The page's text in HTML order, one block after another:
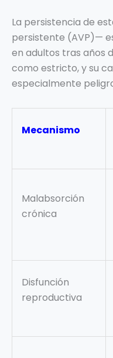
La persistencia de
persistente (AVP)—
en adultos tras años
como estricto, y su
especialmente
Mecanismo
Malabsorción
crónica
Disfunción
reproductiva